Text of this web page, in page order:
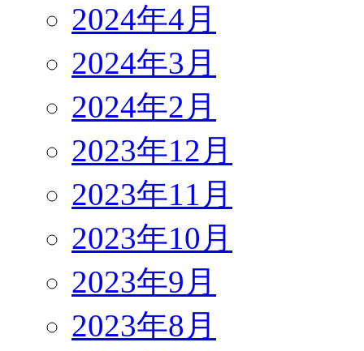
2024年4月
2024年3月
2024年2月
2023年12月
2023年11月
2023年10月
2023年9月
2023年8月